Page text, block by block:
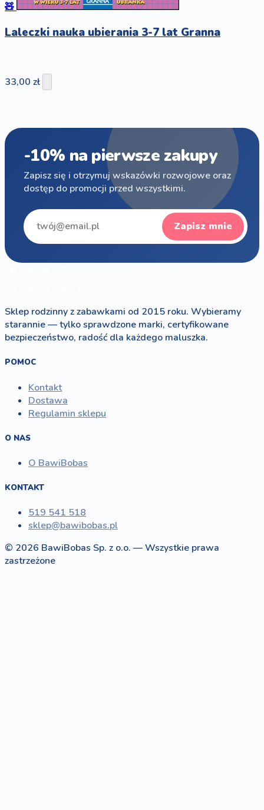
🧸
Laleczki nauka ubierania 3-7 lat Granna
33,00 zł
-10% na pierwsze zakupy
Zapisz się i otrzymuj wskazówki rozwojowe oraz
dostęp do promocji przed wszystkimi.
Zapisz mnie
Sklep rodzinny z zabawkami od 2015 roku. Wybieramy
starannie — tylko sprawdzone marki, certyfikowane
bezpieczeństwo, radość dla każdego maluszka.
POMOC
Kontakt
Dostawa
Regulamin sklepu
O NAS
O BawiBobas
KONTAKT
519 541 518
sklep@bawibobas.pl
© 2026 BawiBobas Sp. z o.o. — Wszystkie prawa
zastrzeżone